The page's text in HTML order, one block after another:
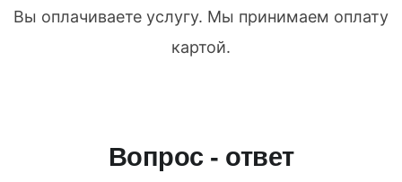
Вы оплачиваете услугу. Мы принимаем оплату
картой.
Вопрос - ответ